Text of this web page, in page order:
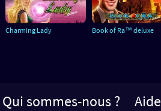
Charming Lady Book of Ra™ deluxe
Qui sommes-nous ? Aide